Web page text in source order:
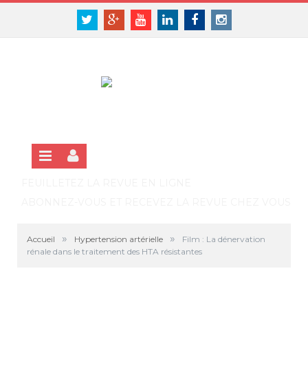
Panneau de gestion des cookies
TwitterGoogle+YoutubeLinkedinFacebookInstagram
SE CONNECTER
Accueil » Hypertension artérielle »
Film : La dénervation
rénale dans le traitement des HTA résistantes